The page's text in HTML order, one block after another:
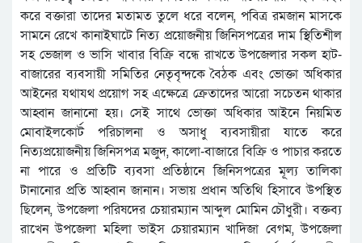
করে বক্তারা তাদের মতামত তুলে ধরে বলেন, পবিত্র রমজান মাসকে
সামনে রেখে কানাইঘাটে নিত্য প্রয়োজনীয় জিনিসপত্রের দাম স্থিতিশীল
সহ ভেজাল ও ভাসি খাবার বিক্রি বন্ধে রাখতে উপজেলার সকল হাট-
বাজারের ব্যবসায়ী সমিতির নেতৃবৃন্দকে বৈঠক এবং ভোক্তা অধিকার
আইনের যথাযথ প্রয়োগ সহ এক্ষেত্রে ক্রেতাদের আরো সচেতন থাকার
আহ্বান জানানো হয়। সেই সাথে ভোক্তা অধিকার আইনে নিয়মিত
মোবাইলকোর্ট পরিচালনা ও অসাধু ব্যবসায়ীরা যাতে করে
নিত্যপ্রয়োজনীয় জিনিসপত্র মজুদ, কালো-বাজারে বিক্রি ও পাচার করতে
না পারে ও প্রতিটি ব্যবসা প্রতিষ্ঠানে জিনিসপত্রের মূল্য তালিকা
টানানোর প্রতি আহ্বান জানান। সভায় প্রধান অতিথি হিসাবে উপস্থিত
ছিলেন, উপজেলা পরিষদের চেয়ারম্যান আব্দুল মোমিন চৌধুরী। বক্তব্য
রাখেন উপজেলা মহিলা ভাইস চেয়ারম্যান খাদিজা বেগম, উপজেলা